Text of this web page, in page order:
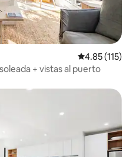
Calificación
4.85 (115)
+ vistas al puerto